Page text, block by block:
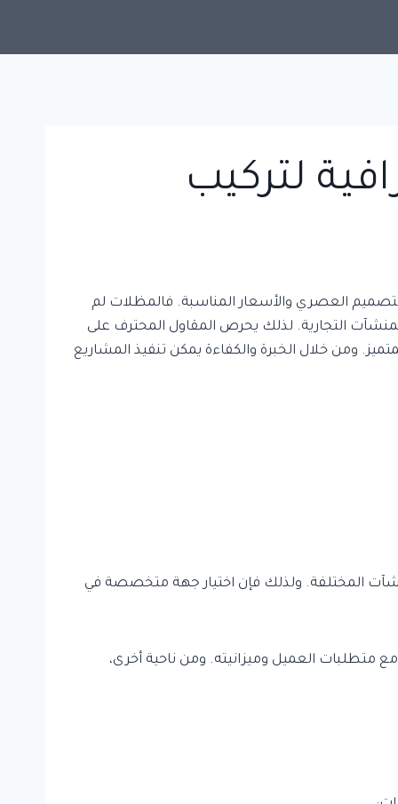
لتركيب
العصري والأسعار المناسبة. فالمظلات لم
التجارية. لذلك يحرص المقاول المحترف على
ومن خلال الخبرة والكفاءة يمكن تنفيذ المشاريع
المختلفة. ولذلك فإن اختيار جهة متخصصة في
متطلبات العميل وميزانيته. ومن ناحية أخرى،